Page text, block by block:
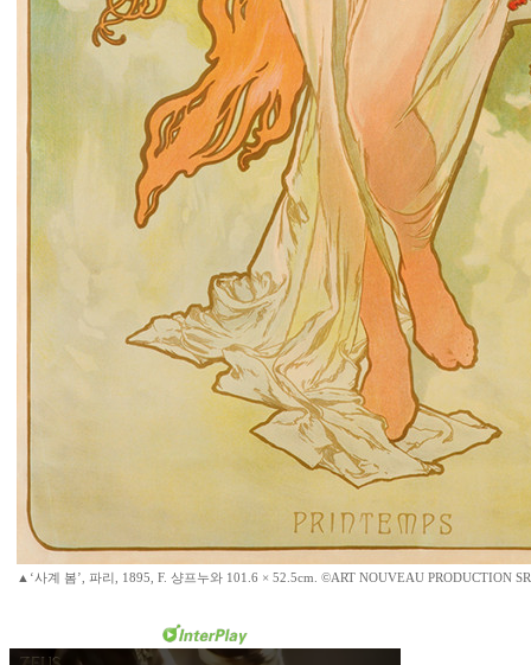
▲‘사계 봄’, 파리, 1895, F. 샹프누와 101.6 × 52.5cm. ©ART NOUVEAU PRODUCTION